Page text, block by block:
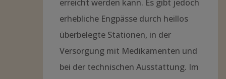
erreicht werden kann. Es gibt jedoch
erhebliche Engpässe durch heillos
überbelegte Stationen, in der
Versorgung mit Medikamenten und
bei der technischen Ausstattung. Im